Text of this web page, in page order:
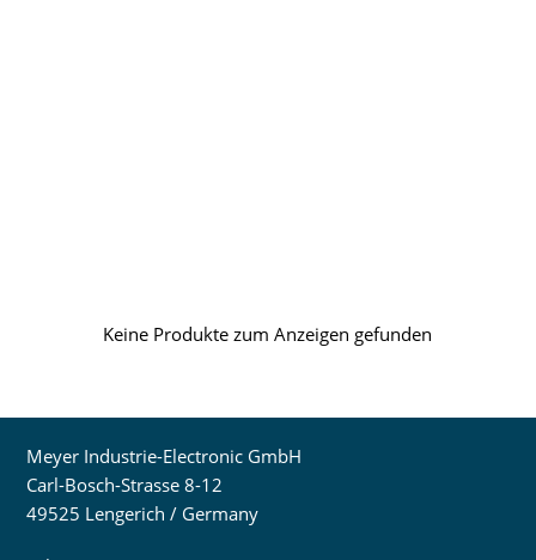
Keine Produkte zum Anzeigen gefunden
Meyer Industrie-Electronic GmbH
Carl-Bosch-Strasse 8-12
49525 Lengerich / Germany